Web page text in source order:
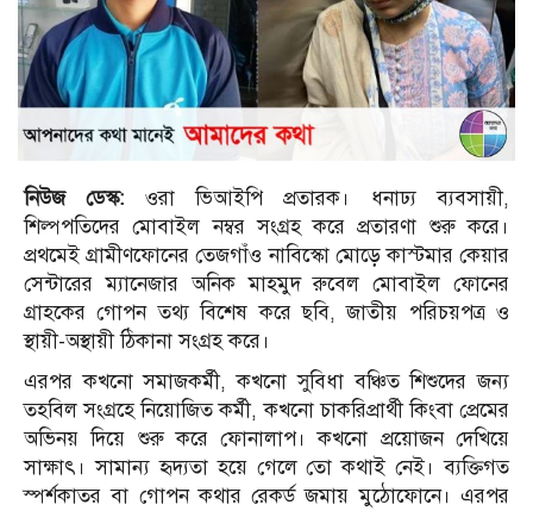
নিউজ ডেস্ক: ওরা ভিআইপি প্রতারক। ধনাঢ্য ব্যবসায়ী,
শিল্পপতিদের মোবাইল নম্বর সংগ্রহ করে প্রতারণা শুরু করে।
প্রথমেই গ্রামীণফোনের তেজগাঁও নাবিস্কো মোড়ে কাস্টমার কেয়ার
সেন্টারের ম্যানেজার অনিক মাহমুদ রুবেল মোবাইল ফোনের
গ্রাহকের গোপন তথ্য বিশেষ করে ছবি, জাতীয় পরিচয়পত্র ও
স্থায়ী-অস্থায়ী ঠিকানা সংগ্রহ করে।
এরপর কখনো সমাজকর্মী, কখনো সুবিধা বঞ্চিত শিশুদের জন্য
তহবিল সংগ্রহে নিয়োজিত কর্মী, কখনো চাকরিপ্রার্থী কিংবা প্রেমের
অভিনয় দিয়ে শুরু করে ফোনালাপ। কখনো প্রয়োজন দেখিয়ে
সাক্ষাৎ। সামান্য হৃদ্যতা হয়ে গেলে তো কথাই নেই। ব্যক্তিগত
স্পর্শকাতর বা গোপন কথার রেকর্ড জমায় মুঠোফোনে। এরপর